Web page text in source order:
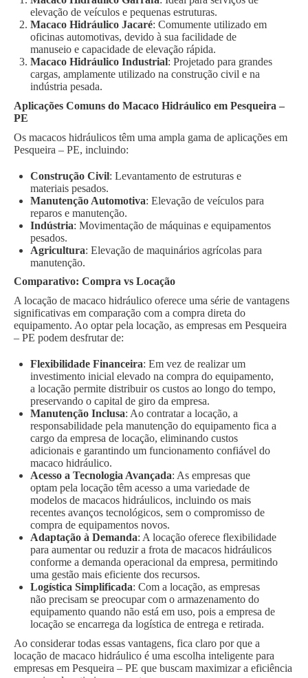
elevação de veículos e pequenas estruturas.
Macaco Hidráulico Jacaré: Comumente utilizado em
oficinas automotivas, devido à sua facilidade de
manuseio e capacidade de elevação rápida.
Macaco Hidráulico Industrial: Projetado para grandes
cargas, amplamente utilizado na construção civil e na
indústria pesada.
Aplicações Comuns do Macaco Hidráulico em Pesqueira –
PE
Os macacos hidráulicos têm uma ampla gama de aplicações em
Pesqueira – PE, incluindo:
Construção Civil: Levantamento de estruturas e
materiais pesados.
Manutenção Automotiva: Elevação de veículos para
reparos e manutenção.
Indústria: Movimentação de máquinas e equipamentos
pesados.
Agricultura: Elevação de maquinários agrícolas para
manutenção.
Comparativo: Compra vs Locação
A locação de macaco hidráulico oferece uma série de vantagens
significativas em comparação com a compra direta do
equipamento. Ao optar pela locação, as empresas em Pesqueira
– PE podem desfrutar de:
Flexibilidade Financeira: Em vez de realizar um
investimento inicial elevado na compra do equipamento,
a locação permite distribuir os custos ao longo do tempo,
preservando o capital de giro da empresa.
Manutenção Inclusa: Ao contratar a locação, a
responsabilidade pela manutenção do equipamento fica a
cargo da empresa de locação, eliminando custos
adicionais e garantindo um funcionamento confiável do
macaco hidráulico.
Acesso a Tecnologia Avançada: As empresas que
optam pela locação têm acesso a uma variedade de
modelos de macacos hidráulicos, incluindo os mais
recentes avanços tecnológicos, sem o compromisso de
compra de equipamentos novos.
Adaptação à Demanda: A locação oferece flexibilidade
para aumentar ou reduzir a frota de macacos hidráulicos
conforme a demanda operacional da empresa, permitindo
uma gestão mais eficiente dos recursos.
Logística Simplificada: Com a locação, as empresas
não precisam se preocupar com o armazenamento do
equipamento quando não está em uso, pois a empresa de
locação se encarrega da logística de entrega e retirada.
Ao considerar todas essas vantagens, fica claro por que a
locação de macaco hidráulico é uma escolha inteligente para
empresas em Pesqueira – PE que buscam maximizar a eficiência